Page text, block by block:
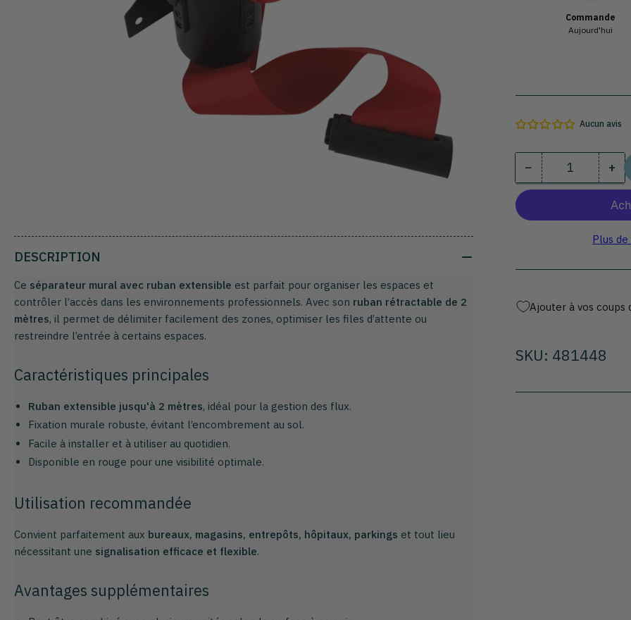
Commande
Aujourd'hui
Aucun avis
− Diminuer
la
pour
extensible
signalisation
Quantité +
la
Plus
Ajouter à vos coups
SKU: 481448
DESCRIPTION
Ce séparateur mural avec ruban extensible est parfait pour organiser les espaces et
contrôler l’accès dans les environnements professionnels. Avec son ruban rétractable de 2
mètres, il permet de délimiter facilement des zones, optimiser les files d’attente ou
restreindre l’entrée à certains espaces.
Caractéristiques principales
Ruban extensible jusqu'à 2 mètres, idéal pour la gestion des flux.
Fixation murale robuste, évitant l’encombrement au sol.
Facile à installer et à utiliser au quotidien.
Disponible en rouge pour une visibilité optimale.
Utilisation recommandée
Convient parfaitement aux bureaux, magasins, entrepôts, hôpitaux, parkings et tout lieu
nécessitant une signalisation efficace et flexible.
Avantages supplémentaires